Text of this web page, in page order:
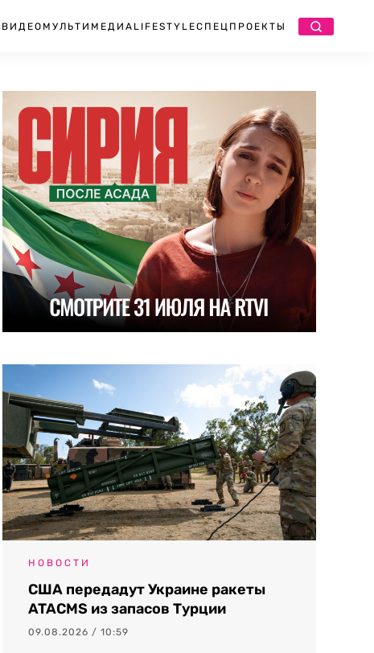
ВИДЕО МУЛЬТИМЕДИА LIFESTYLEСПЕЦПРОЕКТЫ
НОВОСТИ
США передадут Украине ракеты
ATACMS из запасов Турции
09.08.2026 / 10:59